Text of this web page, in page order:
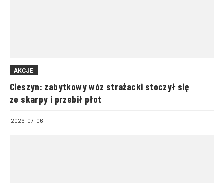
AKCJE
Cieszyn: zabytkowy wóz strażacki stoczył się
ze skarpy i przebił płot
2026-07-06